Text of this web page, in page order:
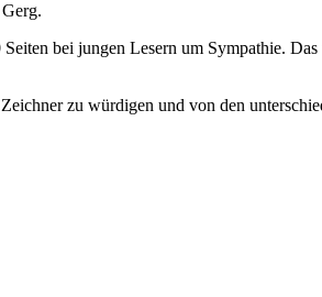
bei jungen Lesern um Sympathie.
zu würdigen und von den